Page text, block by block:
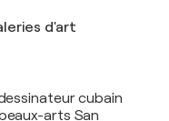
d'art
cubain
arts San